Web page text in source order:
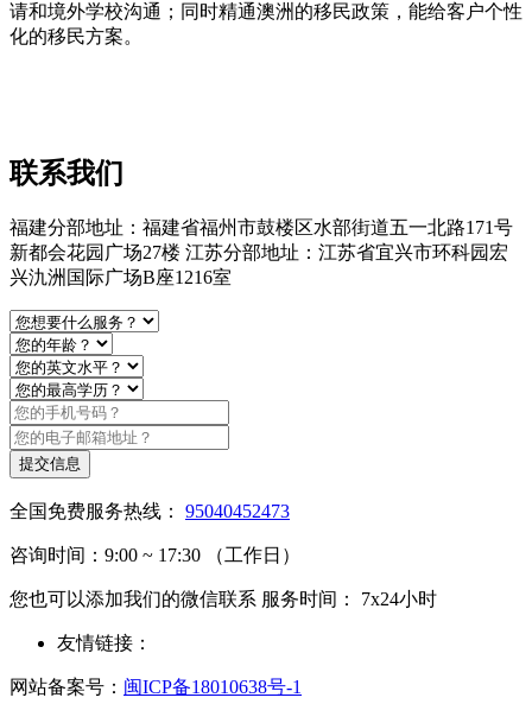
请和境外学校沟通；同时精通澳洲的移民政策，能给客户个性
化的移民方案。
联系我们
福建分部地址：福建省福州市鼓楼区水部街道五一北路171号
新都会花园广场27楼 江苏分部地址：江苏省宜兴市环科园宏
兴氿洲国际广场B座1216室
提交信息
全国免费服务热线： 95040452473
咨询时间：9:00 ~ 17:30 （工作日）
您也可以添加我们的微信联系 服务时间： 7x24小时
友情链接：
网站备案号： 闽ICP备18010638号-1